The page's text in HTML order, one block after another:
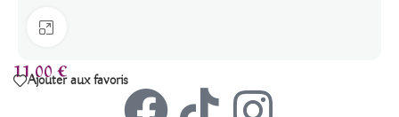
11,00€
Ajouter aux favoris